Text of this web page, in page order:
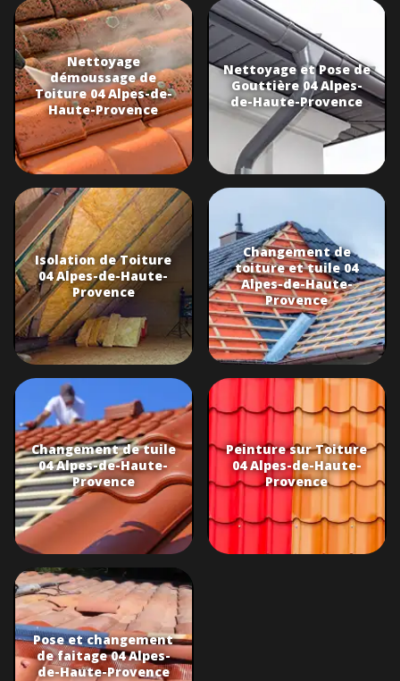
Nettoyage
démoussage de
Toiture 04 Alpes-de-
Haute-Provence
Nettoyage et Pose de
Gouttière 04 Alpes-
de-Haute-Provence
Isolation de Toiture
04 Alpes-de-Haute-
Provence
Changement de
toiture et tuile 04
Alpes-de-Haute-
Provence
Changement de tuile
04 Alpes-de-Haute-
Provence
Peinture sur Toiture
04 Alpes-de-Haute-
Provence
Pose et changement
de faitage 04 Alpes-
de-Haute-Provence